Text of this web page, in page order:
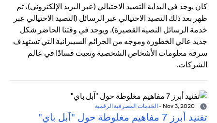
كان يوجد في البداية التصيد الاحتيالي (عبر البريد الإلكتروني)، ثم
ظهر بعد ذلك التصيد الاحتيالي عبر الرسائل (التصيد الاحتيالي عبر
خدمة الرسائل النصية القصيرة). ويوجد في وقتنا الحاضر شكل
جديد عالي الخطورة وموجه من الجرائم السيبرانية التي تستهدف
سرقة معلومات الأشخاص الشخصية وتعيث فسادًا في عالم
الشركات.
- الخدمات المصرفية الرقمية
تفنيد أبرز 7 مفاهيم مغلوطة حول "آبل باي"